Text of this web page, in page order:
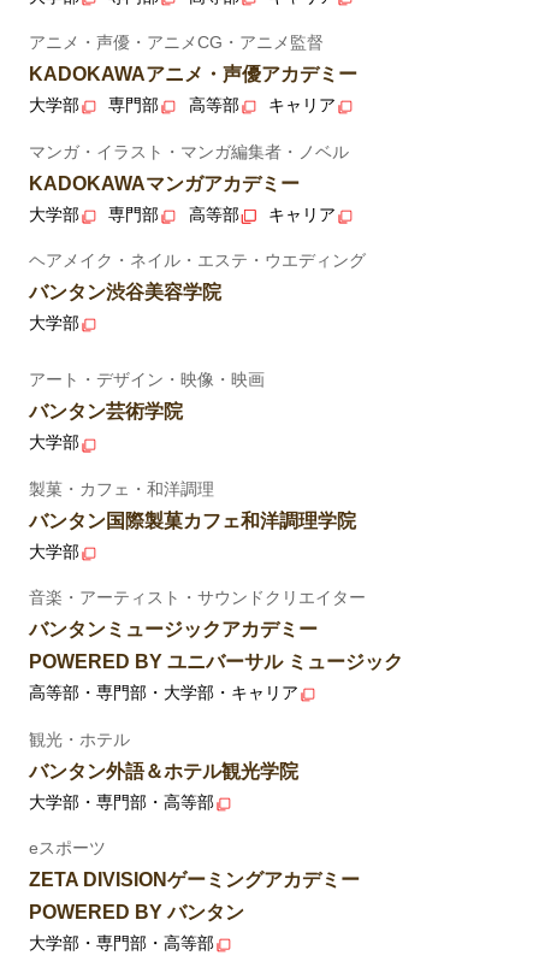
アニメ・声優・アニメCG・アニメ監督
KADOKAWAアニメ・声優アカデミー
大学部 専門部 高等部 キャリア
マンガ・イラスト・マンガ編集者・ノベル
KADOKAWAマンガアカデミー
大学部 専門部 高等部 キャリア
ヘアメイク・ネイル・エステ・ウエディング
バンタン渋谷美容学院
大学部
アート・デザイン・映像・映画
バンタン芸術学院
大学部
製菓・カフェ・和洋調理
バンタン国際製菓カフェ和洋調理学院
大学部
音楽・アーティスト・サウンドクリエイター
バンタンミュージックアカデミー
POWERED BY ユニバーサル ミュージック
高等部・専門部・大学部・キャリア
観光・ホテル
バンタン外語＆ホテル観光学院
大学部・専門部・高等部
eスポーツ
ZETA DIVISIONゲーミングアカデミー
POWERED BY バンタン
大学部・専門部・高等部